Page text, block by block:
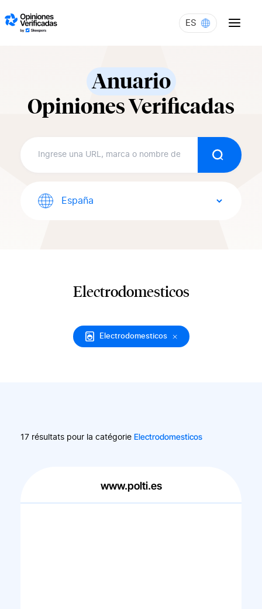
ES
Anuario
Opiniones Verificadas
Buscar
Electrodomesticos
Electrodomesticos
17 résultats pour la catégorie Electrodomesticos
www.polti.es